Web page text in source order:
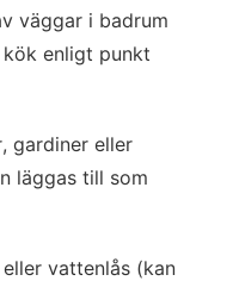
väggar i badrum
enligt punkt
gardiner eller
läggas till som
vattenlås (kan